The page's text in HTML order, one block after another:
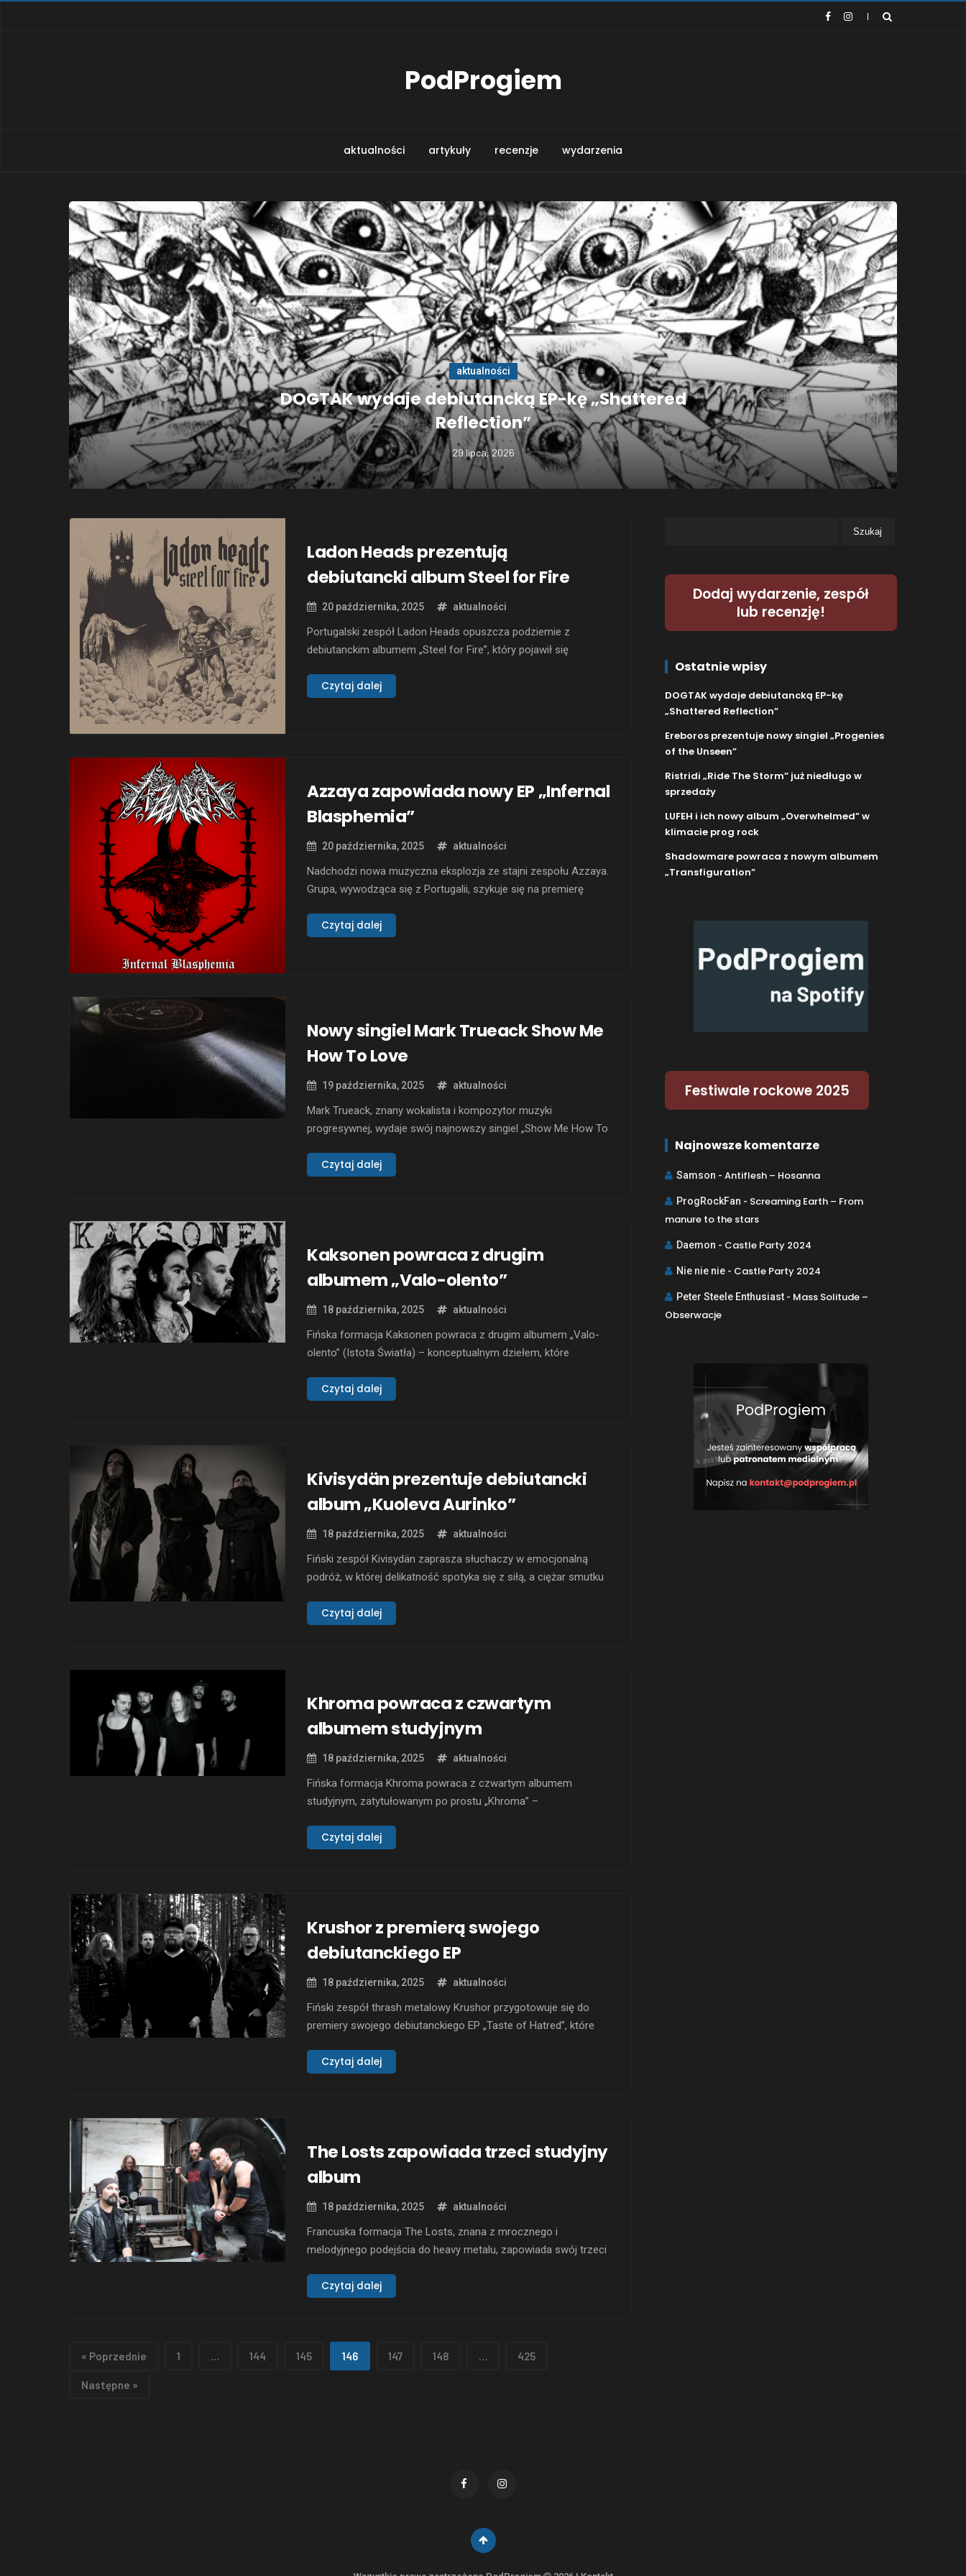
PodProgiem
aktualności artykuły recenzje wydarzenia
aktualności
DOGTAK wydaje debiutancką EP-kę „Shattered
Reflection”
29 lipca, 2026
Ladon Heads prezentują
debiutancki album Steel for Fire
20 października, 2025 aktualności
Portugalski zespół Ladon Heads opuszcza podziemie z
debiutanckim albumem „Steel for Fire”, który pojawił się
formatach cyfrowym, CD oraz LP, a tematycznie mocno
Czytaj dalej
Azzaya zapowiada nowy EP „Infernal
Blasphemia”
20 października, 2025 aktualności
Nadchodzi nowa muzyczna eksplozja ze stajni zespołu Azzaya.
Grupa, wywodząca się z Portugalii, szykuje się na premierę
przedstawia mieszankę stylów black i death metal, z której
Czytaj dalej
Nowy singiel Mark Trueack Show Me
How To Love
19 października, 2025 aktualności
Mark Trueack, znany wokalista i kompozytor muzyki
progresywnej, wydaje swój najnowszy singiel „Show Me How To
„Journey’s Groove – An Adventure in Life”, który ma ukazać się
Czytaj dalej
Kaksonen powraca z drugim
albumem „Valo-olento”
18 października, 2025 aktualności
Fińska formacja Kaksonen powraca z drugim albumem „Valo-
olento” (Istota Światła) – konceptualnym dziełem, które
zespół dotyka tematów współczesnych katastrof
Czytaj dalej
Kivisydän prezentuje debiutancki
album „Kuoleva Aurinko”
18 października, 2025 aktualności
Fiński zespół Kivisydän zaprasza słuchaczy w emocjonalną
podróż, w której delikatność spotyka się z siłą, a ciężar smutku
debiutancki album „Kuoleva Aurinko” (Umierające Słońce), to
Czytaj dalej
Khroma powraca z czwartym
albumem studyjnym
18 października, 2025 aktualności
Fińska formacja Khroma powraca z czwartym albumem
studyjnym, zatytułowanym po prostu „Khroma” –
twórczości i jednocześnie śmiały krok poza wszelkie
Czytaj dalej
Krushor z premierą swojego
debiutanckiego EP
18 października, 2025 aktualności
Fiński zespół thrash metalowy Krushor przygotowuje się do
premiery swojego debiutanckiego EP „Taste of Hatred”, które
dziś formacja prezentuje pierwszy singiel z wydawnictwa –
Czytaj dalej
The Losts zapowiada trzeci studyjny
album
18 października, 2025 aktualności
Francuska formacja The Losts, znana z mrocznego i
melodyjnego podejścia do heavy metalu, zapowiada swój trzeci
roku nakładem Inverse Records. Dziś zespół prezentuje
Czytaj dalej
« Poprzednie 1 … 144 145 146 147 148 … 425
Następne »
Dodaj wydarzenie, zespół
lub recenzję!
Ostatnie wpisy
DOGTAK wydaje debiutancką EP-kę
„Shattered Reflection”
Ereboros prezentuje nowy singiel „Progenies
of the Unseen”
Ristridi „Ride The Storm” już niedługo w
sprzedaży
LUFEH i ich nowy album „Overwhelmed” w
klimacie prog rock
Shadowmare powraca z nowym albumem
„Transfiguration”
Festiwale rockowe 2025
Najnowsze komentarze
Samson -Antiflesh – Hosanna
ProgRockFan - Screaming Earth – From
manure to the stars
Daemon - Castle Party 2024
Nie nie nie - Castle Party 2024
Peter Steele Enthusiast - Mass Solitude –
Obserwacje